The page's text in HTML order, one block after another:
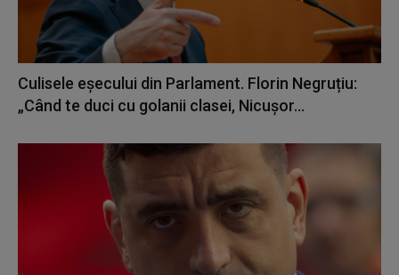
Culisele eșecului din Parlament. Florin Negruțiu:
„Când te duci cu golanii clasei, Nicușor...